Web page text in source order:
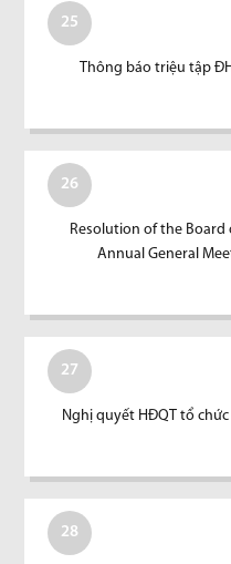
25
Thông báo triệu tập
26
Resolution of the
Annual General
27
Nghị quyết HĐQT tổ
28